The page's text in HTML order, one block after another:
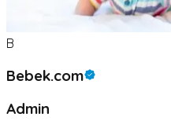
B
Bebek.com
Admin